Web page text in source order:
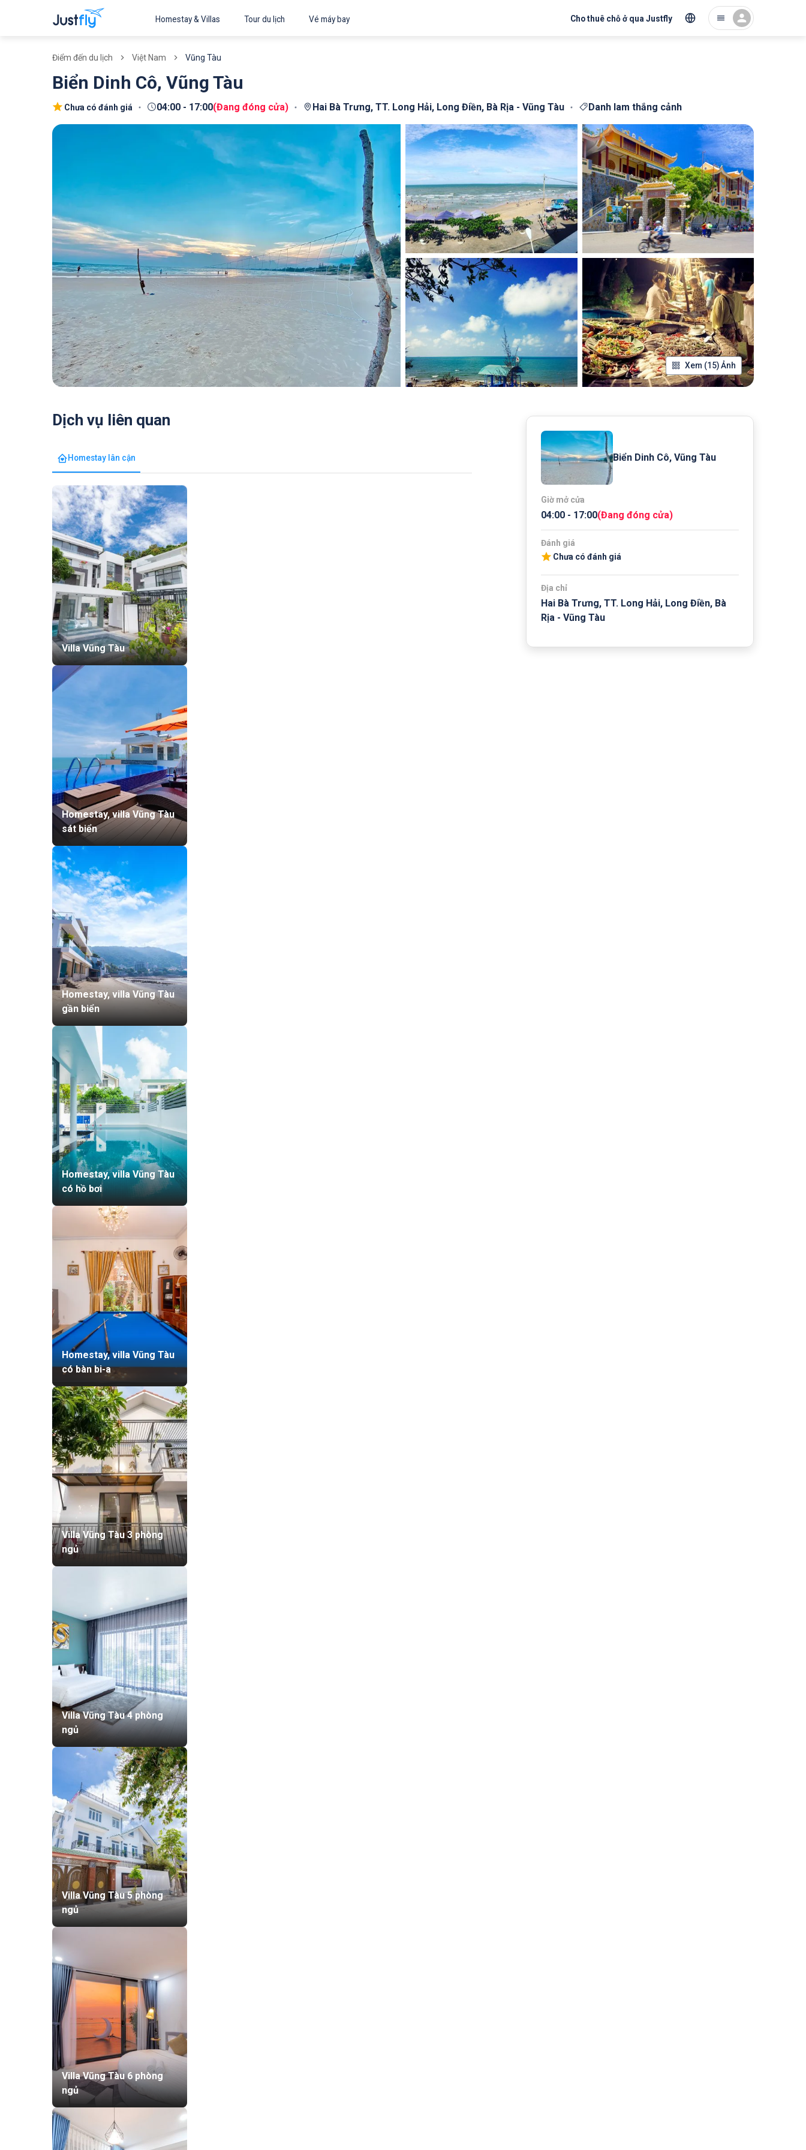
Homestay & Villas Tour du lịch Vé máy bay Cho thuê chỗ ở qua Justfly
Xem (15) Ảnh
Điểm đến du lịch Việt Nam Vũng Tàu
Biển Dinh Cô, Vũng Tàu
Chưa có đánh giá 04:00 - 17:00(Đang đóng cửa) Hai Bà Trưng, TT. Long Hải, Long Điền, Bà Rịa - Vũng Tàu Danh lam thắng cảnh
Dịch vụ liên quan
Homestay lân cận
Villa Vũng Tàu
Homestay, villa Vũng Tàu
sát biển
Homestay, villa Vũng Tàu
gần biển
Homestay, villa Vũng Tàu
có hồ bơi
Homestay, villa Vũng Tàu
có bàn bi-a
Villa Vũng Tàu 3 phòng
ngủ
Villa Vũng Tàu 4 phòng
ngủ
Villa Vũng Tàu 5 phòng
ngủ
Villa Vũng Tàu 6 phòng
ngủ
Biển Dinh Cô, Vũng Tàu
Giờ mở cửa
04:00 - 17:00(Đang đóng cửa)
Đánh giá
Chưa có đánh giá
Địa chỉ
Hai Bà Trưng, TT. Long Hải, Long Điền, Bà
Rịa - Vũng Tàu